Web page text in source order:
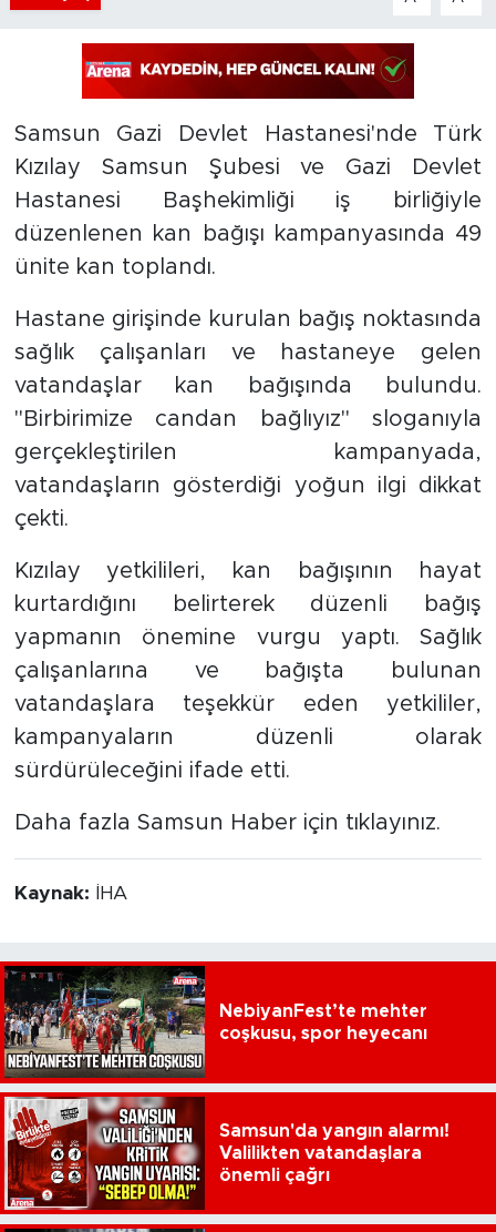
Samsun Gazi Devlet Hastanesi'nde Türk
Kızılay Samsun Şubesi ve Gazi Devlet
Hastanesi Başhekimliği iş birliğiyle
düzenlenen kan bağışı kampanyasında 49
ünite kan toplandı.
Hastane girişinde kurulan bağış noktasında
sağlık çalışanları ve hastaneye gelen
vatandaşlar kan bağışında bulundu.
"Birbirimize candan bağlıyız" sloganıyla
gerçekleştirilen kampanyada,
vatandaşların gösterdiği yoğun ilgi dikkat
çekti.
Kızılay yetkilileri, kan bağışının hayat
kurtardığını belirterek düzenli bağış
yapmanın önemine vurgu yaptı. Sağlık
çalışanlarına ve bağışta bulunan
vatandaşlara teşekkür eden yetkililer,
kampanyaların düzenli olarak
sürdürüleceğini ifade etti.
Daha fazla Samsun Haber için tıklayınız.
Kaynak: İHA
NebiyanFest’te mehter
coşkusu, spor heyecanı
Samsun'da yangın alarmı!
Valilikten vatandaşlara
önemli çağrı